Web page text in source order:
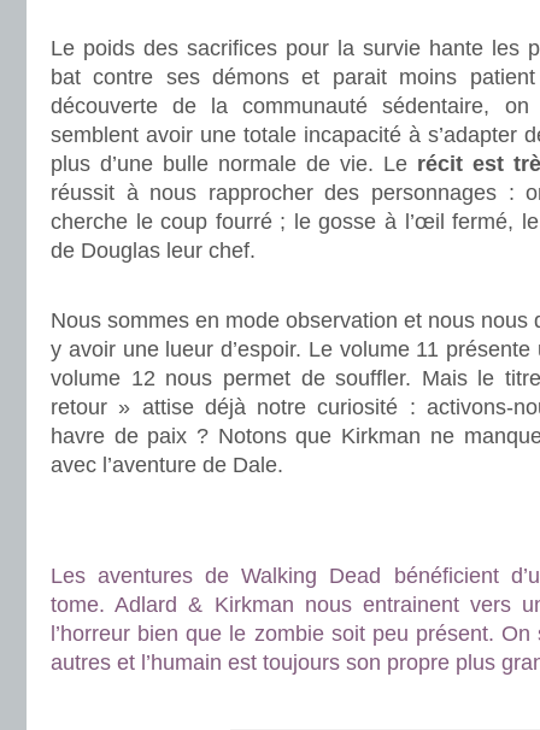
Le poids des sacrifices pour la survie hante les
bat contre ses démons et parait moins
découverte de la communauté sédentaire,
semblent avoir une totale incapacité à s’adapter
plus d’une bulle normale de vie. Le récit est
réussit à nous rapprocher des personnages :
cherche le coup fourré ; le gosse à l’œil fermé,
de Douglas leur chef.
Nous sommes en mode observation et nous nous
y avoir une lueur d’espoir. Le volume 11
volume 12 nous permet de souffler. Mais le
retour » attise déjà notre curiosité : activons-
havre de paix ? Notons que Kirkman ne
avec l’aventure de Dale.
Les aventures de Walking Dead bénéficient
tome. Adlard & Kirkman nous entrainent vers
l’horreur bien que le zombie soit peu présent.
autres et l’humain est toujours son propre plus